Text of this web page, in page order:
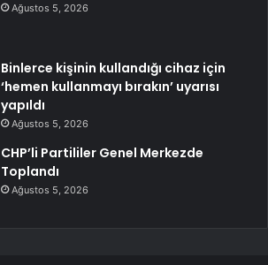
Ağustos 5, 2026
Binlerce kişinin kullandığı cihaz için
‘hemen kullanmayı bırakın’ uyarısı
yapıldı
Ağustos 5, 2026
CHP’li Partililer Genel Merkezde
Toplandı
Ağustos 5, 2026